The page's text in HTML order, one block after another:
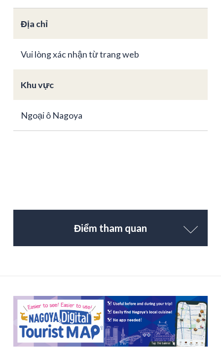
Địa chỉ
Vui lòng xác nhận từ trang web
Khu vực
Ngoại ô Nagoya
Điểm tham quan